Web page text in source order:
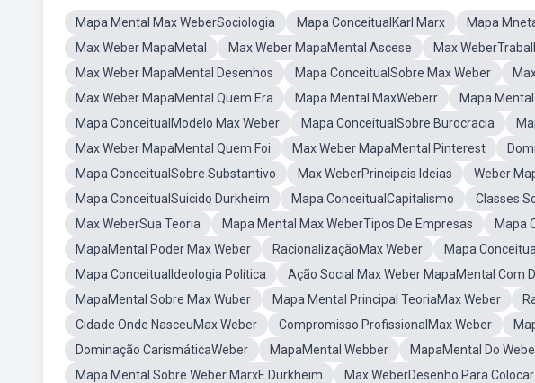
Mapa Mental Max WeberSociologia Mapa ConceitualKarl Marx Mapa
Max Weber MapaMetal
Max Weber MapaMental Ascese Max
Max Weber MapaMental Desenhos
Mapa ConceitualSobre Max Weber
Max Weber MapaMental Quem Era
Mapa Mental MaxWeberr
Mapa
Mapa ConceitualModelo Max Weber
Mapa ConceitualSobre Burocracia
Max Weber MapaMental Quem Foi
Max Weber MapaMental Pinterest
Mapa ConceitualSobre Substantivo
Max WeberPrincipais Ideias Weber
Mapa ConceitualSuicido Durkheim
Mapa ConceitualCapitalismo
Classes
Max WeberSua Teoria
Mapa Mental Max WeberTipos De Empresas
Mapa
MapaMental Poder Max Weber
RacionalizaçãoMax Weber
Mapa
Mapa ConceitualIdeologia Política
Ação Social Max Weber MapaMental Com
MapaMental Sobre Max Wuber
Mapa Mental Principal TeoriaMax Weber
Cidade Onde NasceuMax Weber
Compromisso ProfissionalMax Weber
Dominação CarismáticaWeber
MapaMental Webber MapaMental Do
Mapa Mental Sobre Weber MarxE Durkheim
Max WeberDesenho Para